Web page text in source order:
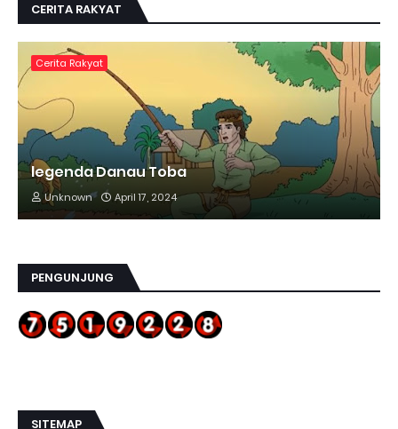
CERITA RAKYAT
Cerita Rakyat
legenda Danau Toba
Unknown April 17, 2024
PENGUNJUNG
SITEMAP